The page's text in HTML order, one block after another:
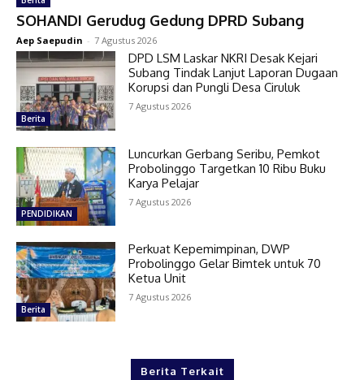
SOHANDI Gerudug Gedung DPRD Subang
Aep Saepudin - 7 Agustus 2026
Berita
DPD LSM Laskar NKRI Desak Kejari
Subang Tindak Lanjut Laporan Dugaan
Korupsi dan Pungli Desa Ciruluk
7 Agustus 2026
PENDIDIKAN
Luncurkan Gerbang Seribu, Pemkot
Probolinggo Targetkan 10 Ribu Buku
Karya Pelajar
7 Agustus 2026
Berita
Perkuat Kepemimpinan, DWP
Probolinggo Gelar Bimtek untuk 70
Ketua Unit
7 Agustus 2026
Berita Terkait